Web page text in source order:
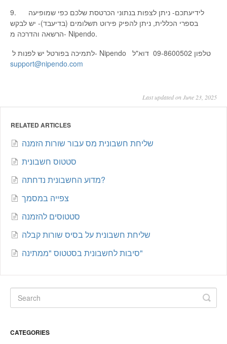
9. לידיעתכם- ניתן לצפות בנתוני הכרטסת שלכם כפי שמופיעה
בספרי הכללית, ניתן להפיק פירוט תשלומים (בדיעבד)- יש לבקש
הרשאה והדרכה מ- Nipendo.
לתמיכה בפורטל יש לפנות ל- Nipendo
טלפון 09-8600502 דוא"ל
support@nipendo.com
Last updated on June 23, 2025
RELATED ARTICLES
שליחת חשבונית מס עבור שורות הזמנה
סטטוס חשבונית
מדוע החשבונית נדחתה?
צפייה במסמך
סטטוסים להזמנה
שליחת חשבונית על בסיס שורות קבלה
סיבות לחשבונית בסטטוס "ממתינה"
CATEGORIES